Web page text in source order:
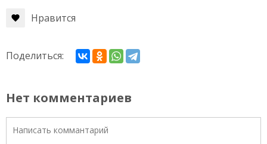
Нравится
Поделиться:
Нет комментариев